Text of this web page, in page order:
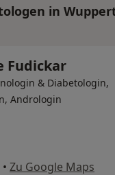
in
Fudickar
& Diabetologin,
Andrologin
• Zu Google Maps